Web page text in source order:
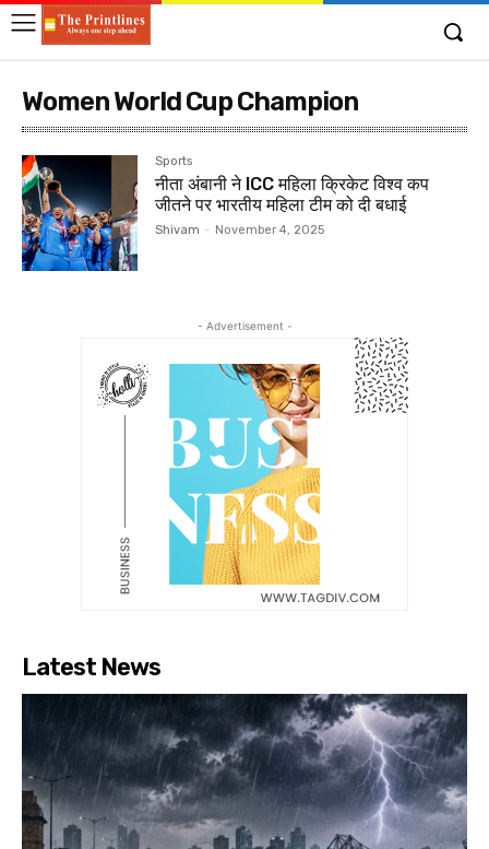
Women World Cup Champion
Sports
नीता अंबानी ने ICC महिला क्रिकेट विश्व कप
जीतने पर भारतीय महिला टीम को दी बधाई
Shivam - November 4, 2025
- Advertisement -
Latest News